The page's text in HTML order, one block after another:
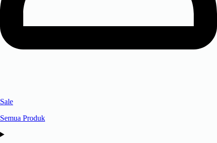
Sale
Semua Produk